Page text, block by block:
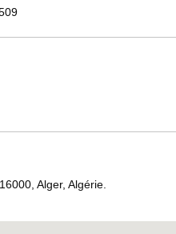
Alger, Algérie.